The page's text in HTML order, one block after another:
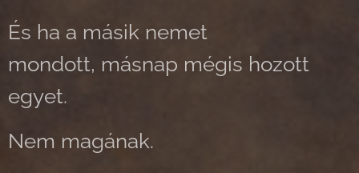
És ha a másik nemet
mondott, másnap mégis hozott
egyet.
Nem magának.